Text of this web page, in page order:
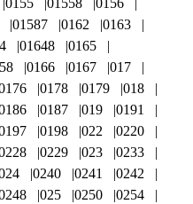
0155 01558
0156
01587 0162
0163
01648
0165
0166 0167
017
0178 0179
018
0187 019
0191
0198 022
0220
0229 023
0233
0240 0241
0242
025 0250
0254